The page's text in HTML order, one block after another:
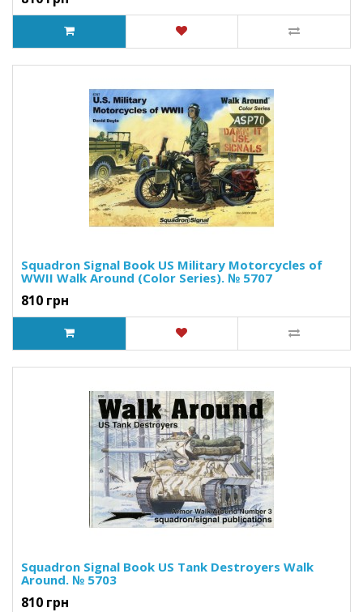
Squadron Signal Book US Military Motorcycles of
WWII Walk Around (Color Series). № 5707
810 грн
Squadron Signal Book US Tank Destroyers Walk
Around. № 5703
810 грн